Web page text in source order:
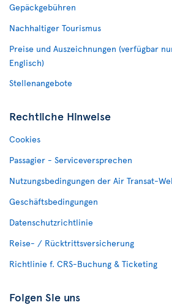
Gepäckgebühren
Nachhaltiger Tourismus
Preise und Auszeichnungen (verfügbar
Englisch)
Stellenangebote
Rechtliche Hinweise
Cookies
Passagier - Serviceversprechen
Nutzungsbedingungen der Air Transat-
Geschäftsbedingungen
Datenschutzrichtlinie
Reise- / Rücktrittsversicherung
Richtlinie f. CRS-Buchung & Ticketing
Folgen Sie uns